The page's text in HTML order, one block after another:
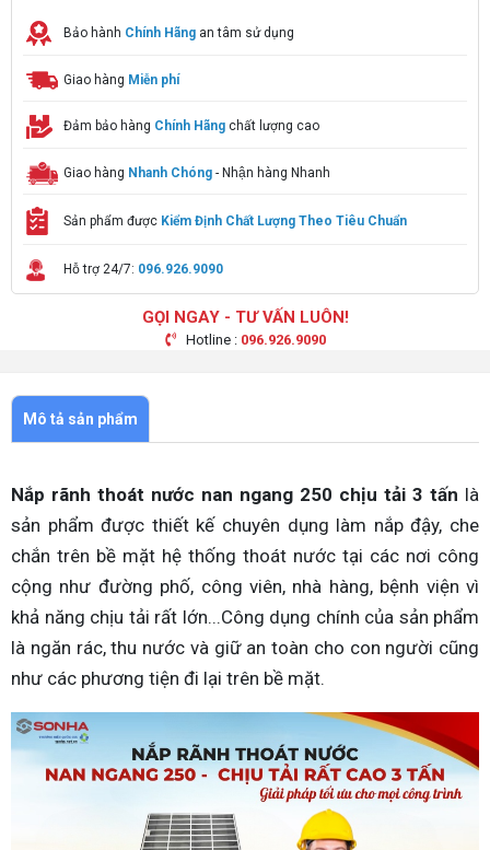
Bảo hành Chính Hãng an tâm sử dụng
Giao hàng Miễn phí
Đảm bảo hàng Chính Hãng chất lượng cao
Giao hàng Nhanh Chóng - Nhận hàng Nhanh
Sản phẩm được Kiểm Định Chất Lượng Theo Tiêu Chuẩn
Hỗ trợ 24/7: 096.926.9090
GỌI NGAY - TƯ VẤN LUÔN!
Hotline : 096.926.9090
Mô tả sản phẩm
Nắp rãnh thoát nước nan ngang 250 chịu tải 3 tấn là
sản phẩm được thiết kế chuyên dụng làm nắp đậy, che
chắn trên bề mặt hệ thống thoát nước tại các nơi công
cộng như đường phố, công viên, nhà hàng, bệnh viện vì
khả năng chịu tải rất lớn...Công dụng chính của sản phẩm
là ngăn rác, thu nước và giữ an toàn cho con người cũng
như các phương tiện đi lại trên bề mặt.